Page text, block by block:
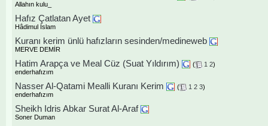
Allahın kulu_
Hafız Çatlatan Ayet
Hâdimul İslam
Kuranı kerim ünlü hafızların sesinden/medineweb
MERVE DEMİR
Hatim Arapça ve Meal Cüz (Suat Yıldırım) ( 1 2)
enderhafızım
Nasser Al-Qatami Mealli Kuranı Kerim ( 1 2 3)
enderhafızım
Sheikh Idris Abkar Surat Al-Araf
Soner Duman